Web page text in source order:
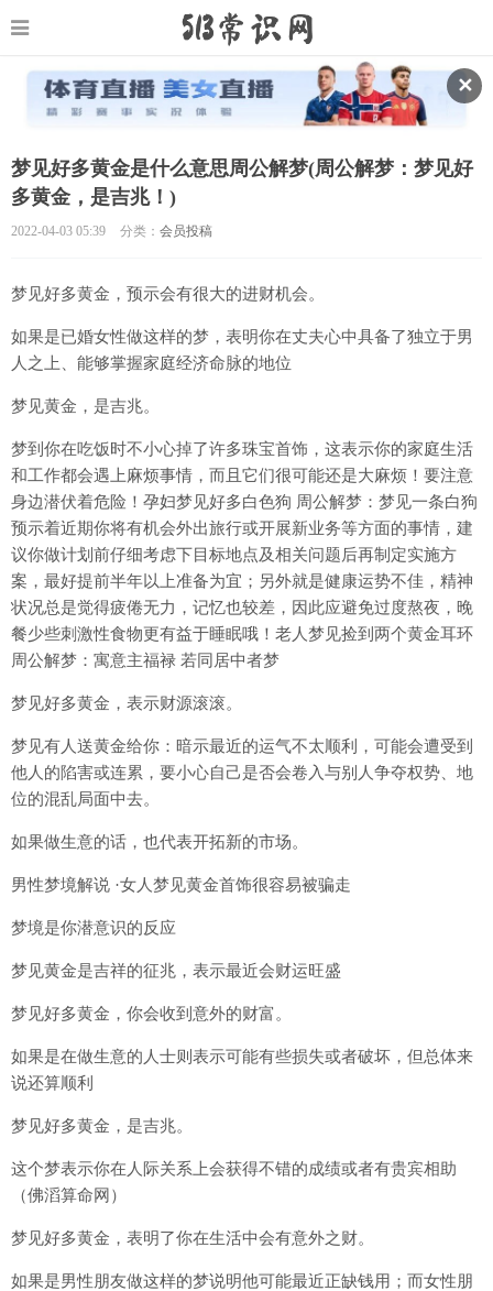
✕
梦见好多黄金是什么意思周公解梦(周公解梦：梦见好
多黄金，是吉兆！)
2022-04-03 05:39 分类： 会员投稿
梦见好多黄金，预示会有很大的进财机会。
如果是已婚女性做这样的梦，表明你在丈夫心中具备了独立于男
人之上、能够掌握家庭经济命脉的地位
梦见黄金，是吉兆。
梦到你在吃饭时不小心掉了许多珠宝首饰，这表示你的家庭生活
和工作都会遇上麻烦事情，而且它们很可能还是大麻烦！要注意
身边潜伏着危险！孕妇梦见好多白色狗 周公解梦：梦见一条白狗
预示着近期你将有机会外出旅行或开展新业务等方面的事情，建
议你做计划前仔细考虑下目标地点及相关问题后再制定实施方
案，最好提前半年以上准备为宜；另外就是健康运势不佳，精神
状况总是觉得疲倦无力，记忆也较差，因此应避免过度熬夜，晚
餐少些刺激性食物更有益于睡眠哦！老人梦见捡到两个黄金耳环
周公解梦：寓意主福禄 若同居中者梦
梦见好多黄金，表示财源滚滚。
梦见有人送黄金给你：暗示最近的运气不太顺利，可能会遭受到
他人的陷害或连累，要小心自己是否会卷入与别人争夺权势、地
位的混乱局面中去。
如果做生意的话，也代表开拓新的市场。
男性梦境解说 ·女人梦见黄金首饰很容易被骗走
梦境是你潜意识的反应
梦见黄金是吉祥的征兆，表示最近会财运旺盛
梦见好多黄金，你会收到意外的财富。
如果是在做生意的人士则表示可能有些损失或者破坏，但总体来
说还算顺利
梦见好多黄金，是吉兆。
这个梦表示你在人际关系上会获得不错的成绩或者有贵宾相助
（佛滔算命网）
梦见好多黄金，表明了你在生活中会有意外之财。
如果是男性朋友做这样的梦说明他可能最近正缺钱用；而女性朋